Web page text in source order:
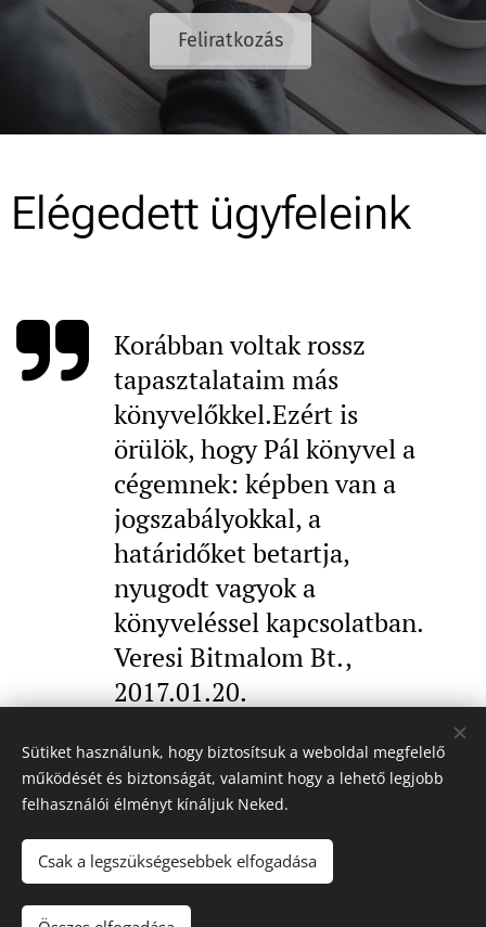
Feliratkozás
Elégedett ügyfeleink
Korábban voltak rossz
tapasztalataim más
könyvelőkkel.Ezért is
örülök, hogy Pál könyvel a
cégemnek: képben van a
jogszabályokkal, a
határidőket betartja,
nyugodt vagyok a
könyveléssel kapcsolatban.
Veresi Bitmalom Bt.,
2017.01.20.
Sütiket használunk, hogy biztosítsuk a weboldal megfelelő
működését és biztonságát, valamint hogy a lehető legjobb
felhasználói élményt kínáljuk Neked.
Csak a legszükségesebbek elfogadása